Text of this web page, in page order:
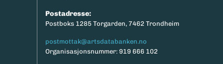
Postadresse:
Postboks 1285 Torgarden, 7462 Trondheim
postmottak@artsdatabanken.no
Organisasjonsnummer: 919 666 102